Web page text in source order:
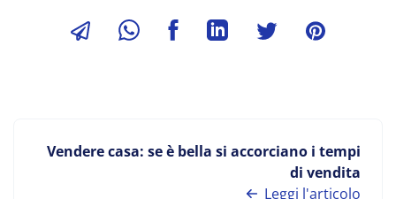
Vendere casa: se è bella si accorciano i tempi
di vendita
Leggi l'articolo